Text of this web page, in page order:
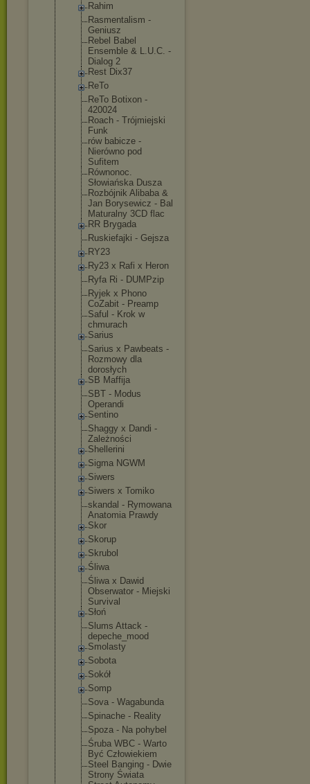
Rahim
Rasmentalism -
Geniusz
Rebel Babel
Ensemble & L.U.C. -
Dialog 2
Rest Dix37
ReTo
ReTo Botixon -
420024
Roach - Trójmiejski
Funk
rów babicze -
Nierówno pod
Sufitem
Równonoc.
Słowiańska Dusza
Rozbójnik Alibaba &
Jan Borysewicz - Bal
Maturalny 3CD flac
RR Brygada
Ruskiefajki - Gejsza
RY23
Ry23 x Rafi x Heron
Ryfa Ri - DUMPzip
Ryjek x Phono
CoZabit - Preamp
Saful - Krok w
chmurach
Sarius
Sarius x Pawbeats -
Rozmowy dla
dorosłych
SB Maffija
SBT - Modus
Operandi
Sentino
Shaggy x Dandi -
Zależności
Shellerini
Sigma NGWM
Siwers
Siwers x Tomiko
skandal - Rymowana
Anatomia Prawdy
Skor
Skorup
Skrubol
Śliwa
Śliwa x Dawid
Obserwator - Miejski
Survival
Słoń
Slums Attack -
depeche_mood
Smolasty
Sobota
Sokół
Somp
Sova - Wagabunda
Spinache - Reality
Spoza - Na pohybel
Śruba WBC - Warto
Być Człowiekiem
Steel Banging - Dwie
Strony Świata